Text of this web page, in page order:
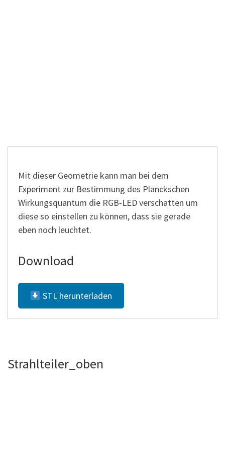
Mit dieser Geometrie kann man bei dem
Experiment zur Bestimmung des Planckschen
Wirkungsquantum die RGB-LED verschatten um
diese so einstellen zu können, dass sie gerade
eben noch leuchtet.
Download
STL herunterladen
Strahlteiler_oben